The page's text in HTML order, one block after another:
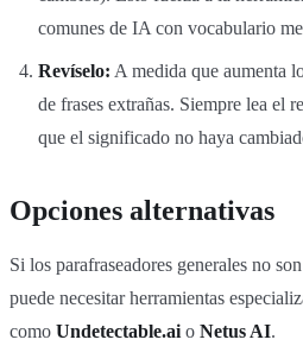
comunes de IA con vocabulario
Revíselo: A medida que aumenta
de frases extrañas. Siempre lea el
que el significado no haya
Opciones alternativas
Si los parafraseadores generales no
puede necesitar herramientas
como Undetectable.ai o Netus AI.